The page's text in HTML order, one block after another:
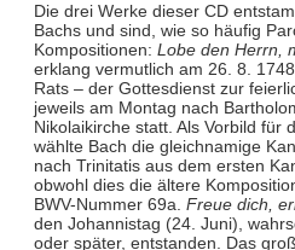
Die drei Werke dieser CD
Bachs und sind, wie so häufig
Kompositionen: Lobe den Herrn,
erklang vermutlich am 26. 8.
Rats – der Gottesdienst zur
jeweils am Montag nach
Nikolaikirche statt. Als Vorbild für
wählte Bach die gleichnamige
nach Trinitatis aus dem ersten
obwohl dies die ältere
BWV-Nummer 69a. Freue dich,
den Johannistag (24. Juni),
oder später, entstanden. Das